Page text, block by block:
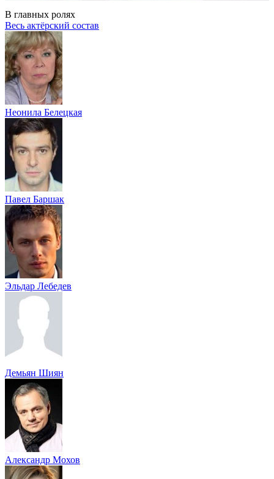
В главных ролях
Весь актёрский состав
Неонила Белецкая
Павел Баршак
Эльдар Лебедев
Демьян Шиян
Александр Мохов